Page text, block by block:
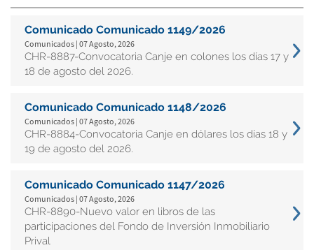
Comunicado Comunicado 1149/2026
Comunicados | 07 Agosto, 2026
CHR-8887-Convocatoria Canje en colones los días 17 y
18 de agosto del 2026.
Comunicado Comunicado 1148/2026
Comunicados | 07 Agosto, 2026
CHR-8884-Convocatoria Canje en dólares los días 18 y
19 de agosto del 2026.
Comunicado Comunicado 1147/2026
Comunicados | 07 Agosto, 2026
CHR-8890-Nuevo valor en libros de las
participaciones del Fondo de Inversión Inmobiliario
Prival